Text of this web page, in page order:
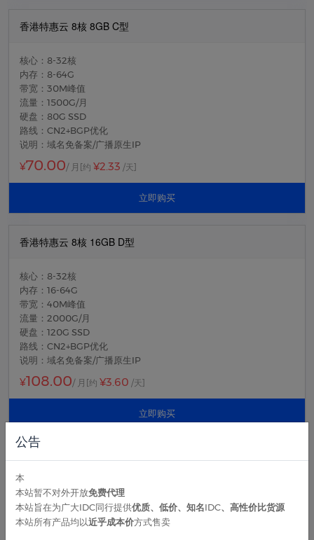
香港特惠云 8核 8GB C型
核心：8-32核
内存：8-64G
带宽：30M峰值
流量：1500G/月
硬盘：80G SSD
路线：CN2+BGP优化
说明：域名免备案/广播原生IP
¥70.00/ 月 [约 ¥2.33 /天]
立即购买
香港特惠云 8核 16GB D型
核心：8-32核
内存：16-64G
带宽：40M峰值
流量：2000G/月
硬盘：120G SSD
路线：CN2+BGP优化
说明：域名免备案/广播原生IP
¥108.00/ 月 [约 ¥3.60 /天]
立即购买
香港特惠云 16核 16GB E型
核心：16-32核
内存：16-64G
带宽：50M峰值
公告
本
本站暂不对外开放免费代理
本站旨在为广大IDC同行提供优质、低价、知名IDC、高性价比货源
本站所有产品均以近乎成本价方式售卖